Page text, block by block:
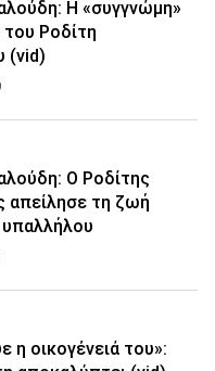
Η «συγγνώμη»
του Ροδίτη
(vid)
Ο Ροδίτης
απείλησε τη ζωή
η οικογένειά του»: